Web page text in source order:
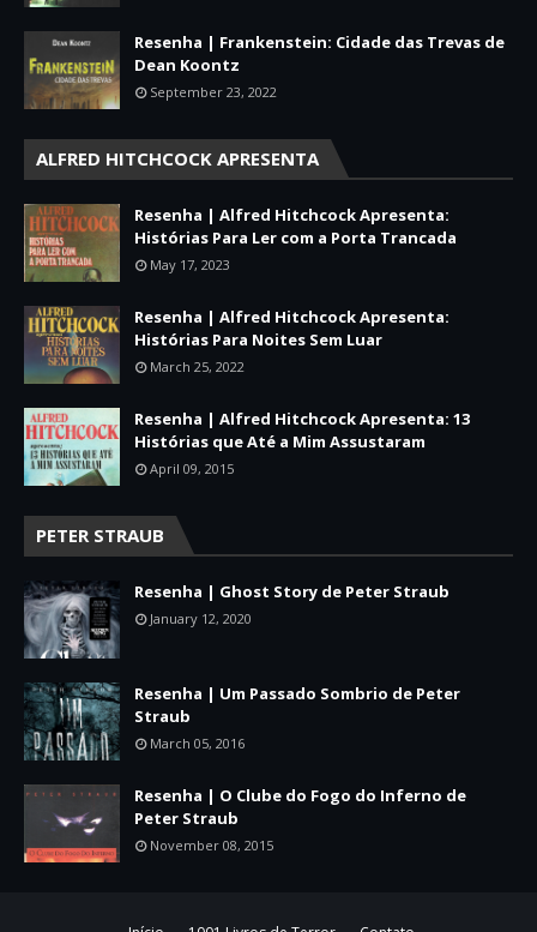
Resenha | Frankenstein: Cidade das Trevas de
Dean Koontz
September 23, 2022
ALFRED HITCHCOCK APRESENTA
Resenha | Alfred Hitchcock Apresenta:
Histórias Para Ler com a Porta Trancada
May 17, 2023
Resenha | Alfred Hitchcock Apresenta:
Histórias Para Noites Sem Luar
March 25, 2022
Resenha | Alfred Hitchcock Apresenta: 13
Histórias que Até a Mim Assustaram
April 09, 2015
PETER STRAUB
Resenha | Ghost Story de Peter Straub
January 12, 2020
Resenha | Um Passado Sombrio de Peter
Straub
March 05, 2016
Resenha | O Clube do Fogo do Inferno de
Peter Straub
November 08, 2015